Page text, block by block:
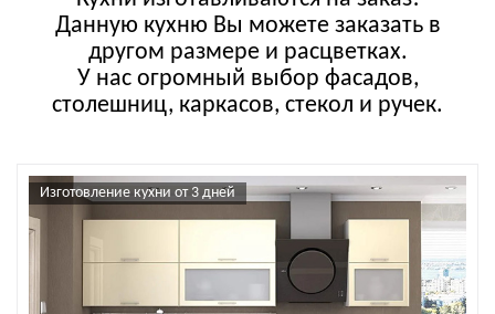
Данную кухню Вы можете заказать в
другом размере и расцветках.
У нас огромный выбор фасадов,
столешниц, каркасов, стекол и ручек.
Изготовление кухни от 3 дней